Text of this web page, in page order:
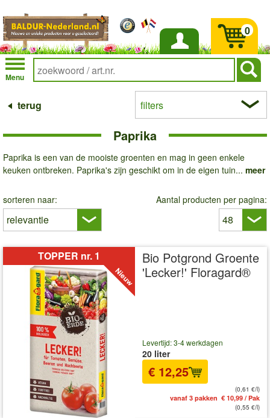
Inloggen
Menu
0
terug filters
Paprika
Paprika is een van de mooiste groenten en mag in geen enkele
keuken ontbreken. Paprika's zijn geschikt om in de eigen tuin... meer
sorteren naar: Aantal producten per pagina:
TOPPER nr. 1
Bio Potgrond Groente
'Lecker!' Floragard®
Levertijd: 3-4 werkdagen
20 liter
€ 12,25
(0,61 €/l)
vanaf 3 pakken € 10,99 / Pak
(0,55 €/l)